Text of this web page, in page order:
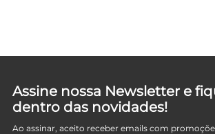
Assine nossa Newsletter e
dentro das novidades!
Ao assinar, aceito receber emails com